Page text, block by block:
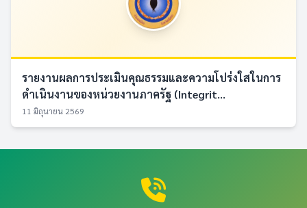
รายงานผลการประเมินคุณธรรมและความโปร่งใสในการ
ดำเนินงานของหน่วยงานภาครัฐ (Integrit...
11 มิถุนายน 2569